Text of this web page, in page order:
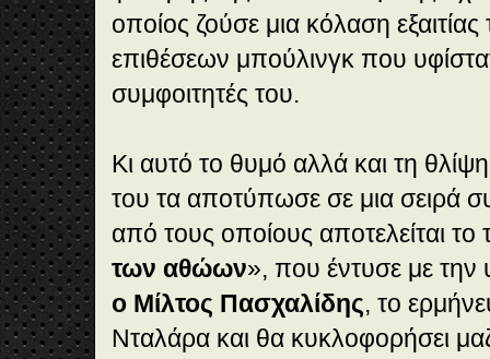
οποίος ζούσε μια κόλαση
επιθέσεων μπούλινγκ που
συμφοιτητές του.
Κι αυτό το θυμό αλλά και τη
του τα αποτύπωσε σε μια σειρά
από τους οποίους αποτελείται το
των αθώων», που έντυσε με
ο Μίλτος Πασχαλίδης, το
Νταλάρα και θα κυκλοφορήσει